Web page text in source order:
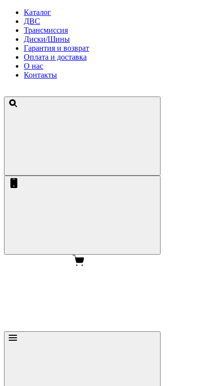
Каталог
ДВС
Трансмиссия
Диски/Шины
Гарантия и возврат
Оплата и доставка
О нас
Контакты